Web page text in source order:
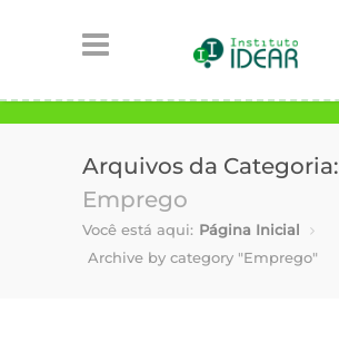
Arquivos da Categoria:
Emprego
Você está aqui: Página Inicial
Archive by category "Emprego"